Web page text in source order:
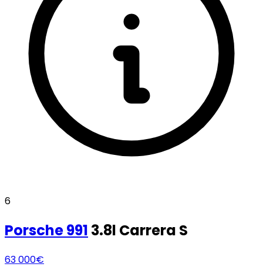
6
Porsche991 3.8l Carrera S
63 000€